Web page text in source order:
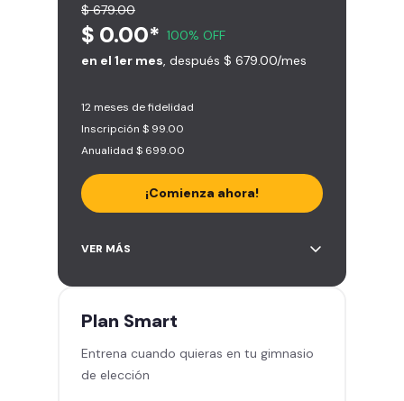
$ 679.00
$ 0.00* 100% OFF
en el 1er mes , después $ 679.00/mes
12 meses de fidelidad
Inscripción $ 99.00
Anualidad $ 699.00
¡Comienza ahora!
Acceso ilimitado a + 2.000
Entrena hasta con 5 amigos al
Sillones de masaje
Smart Fit App - Tu plan de
entrenamiento personalizado
VER MÁS
Plan Smart
Entrena cuando quieras en tu gimnasio
de elección